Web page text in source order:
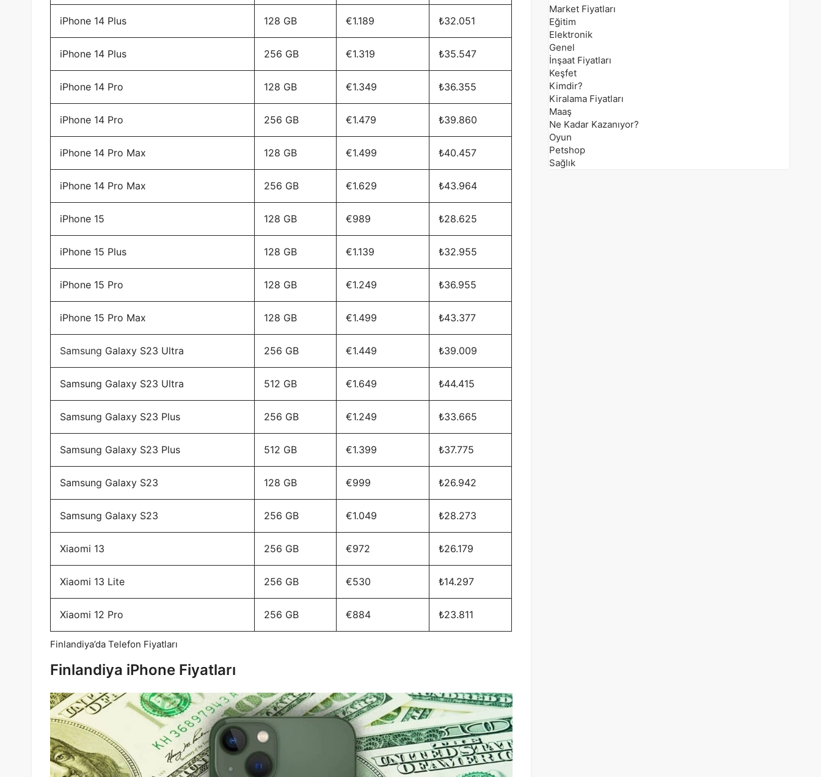
iPhone 14 Plus 128 GB €1.189 ₺32.051
iPhone 14 Plus 256 GB €1.319 ₺35.547
iPhone 14 Pro 128 GB €1.349 ₺36.355
iPhone 14 Pro 256 GB €1.479 ₺39.860
iPhone 14 Pro Max 128 GB €1.499 ₺40.457
iPhone 14 Pro Max 256 GB €1.629 ₺43.964
iPhone 15 128 GB €989 ₺28.625
iPhone 15 Plus 128 GB €1.139 ₺32.955
iPhone 15 Pro 128 GB €1.249 ₺36.955
iPhone 15 Pro Max 128 GB €1.499 ₺43.377
Samsung Galaxy S23 Ultra 256 GB €1.449 ₺39.009
Samsung Galaxy S23 Ultra 512 GB €1.649 ₺44.415
Samsung Galaxy S23 Plus 256 GB €1.249 ₺33.665
Samsung Galaxy S23 Plus 512 GB €1.399 ₺37.775
Samsung Galaxy S23 128 GB €999 ₺26.942
Samsung Galaxy S23 256 GB €1.049 ₺28.273
Xiaomi 13 256 GB €972 ₺26.179
Xiaomi 13 Lite 256 GB €530 ₺14.297
Xiaomi 12 Pro 256 GB €884 ₺23.811
Finlandiya’da Telefon Fiyatları
Finlandiya iPhone Fiyatları
Market Fiyatları
Eğitim
Elektronik
Genel
İnşaat Fiyatları
Keşfet
Kimdir?
Kiralama Fiyatları
Maaş
Ne Kadar Kazanıyor?
Oyun
Petshop
Sağlık